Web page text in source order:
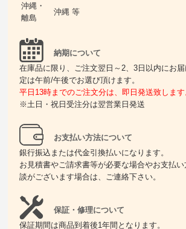
沖縄・
離島
沖縄 等
納期について
在庫品に限り、ご注文翌日～2、3日以内にお
定は午前/午後でお選び頂けます。
平日13時までのご注文分は、即日発送致します
※土日・祝日受注分は翌営業日発送
お支払い方法について
銀行振込または代金引換払いになります。
お見積書やご請求書等が必要な場合やお支払
談がございます場合は、ご連絡下さい。
保証・修理について
保証期間は商品到着後1年間となります。